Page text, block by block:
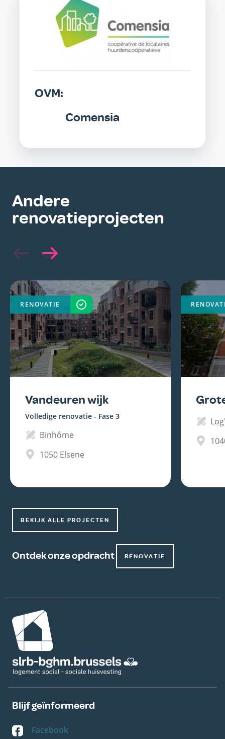
OVM:
Comensia
Andere
renovatieprojecten
Vandeuren wijk
Volledige renovatie - Fase 3
Binhôme
1050 Elsene
RENOVATIE VOLTOOID
BEKIJK ALLE PROJECTEN
Ontdek onze opdracht RENOVATIE
Afbeelding
Blijf geïnformeerd
Facebook